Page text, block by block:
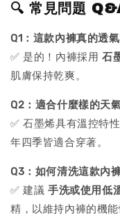
🔍 常見問題
Q1：這款內褲真的透
✅ 是的！內褲採用 石
肌膚保持乾爽。
Q2：適合什麼樣的天
✅ 石墨烯具有溫控特
年四季皆適合穿著。
Q3：如何清洗這款內
✅ 建議 手洗或使用低
精，以維持內褲的機能